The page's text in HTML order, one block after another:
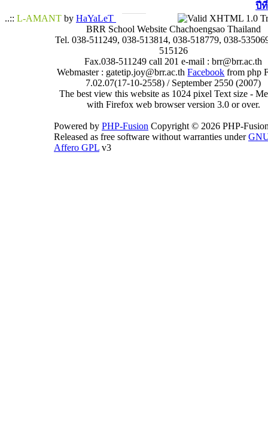
ปี
..:: L-AMANT by HaYaLeT
BRR School Website Chachoengsao Thailand
Tel. 038-511249, 038-513814, 038-518779, 038-
515126
Fax.038-511249 call 201 e-mail : brr@brr.ac.th
Webmaster : gatetip.joy@brr.ac.thFacebook from php
7.02.07(17-10-2558) / September 2550 (2007)
The best view this website as 1024 pixel Text size -
with Firefox web browser version 3.0 or over.
Powered by PHP-Fusion Copyright © 2026 PHP-
Released as free software without warranties under
Affero GPL v3